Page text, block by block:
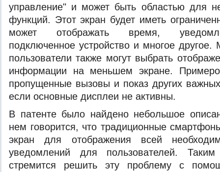
управление" и может быть областью для
функций. Этот экран будет иметь
может отображать время,
подключенное устройство и многое другое.
пользователи также могут выбрать
информации на меньшем экране.
пропущенные вызовы и показ других
если основные дисплеи не активны.
В патенте было найдено небольшое
нем говорится, что традиционные
экран для отображения всей
уведомлений для пользователей.
стремится решить эту проблему с